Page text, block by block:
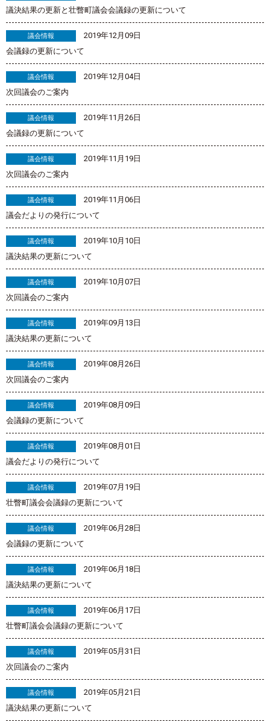
議決結果の更新と壮瞥町議会会議録の更新について
議会情報
2019年12月09日
会議録の更新について
議会情報
2019年12月04日
次回議会のご案内
議会情報
2019年11月26日
会議録の更新について
議会情報
2019年11月19日
次回議会のご案内
議会情報
2019年11月06日
議会だよりの発行について
議会情報
2019年10月10日
議決結果の更新について
議会情報
2019年10月07日
次回議会のご案内
議会情報
2019年09月13日
議決結果の更新について
議会情報
2019年08月26日
次回議会のご案内
議会情報
2019年08月09日
会議録の更新について
議会情報
2019年08月01日
議会だよりの発行について
議会情報
2019年07月19日
壮瞥町議会会議録の更新について
議会情報
2019年06月28日
会議録の更新について
議会情報
2019年06月18日
議決結果の更新について
議会情報
2019年06月17日
壮瞥町議会会議録の更新について
議会情報
2019年05月31日
次回議会のご案内
議会情報
2019年05月21日
議決結果の更新について